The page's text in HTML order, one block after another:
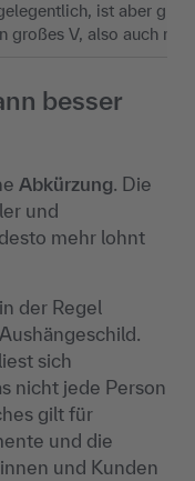
ist aber
großes V, also auch
besser
Abkürzung. Die
und
mehr lohnt
der Regel
sich
nicht jede Person
gilt für
und die
und Kunden